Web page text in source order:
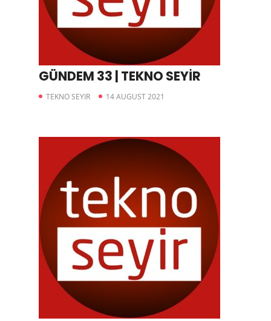
GÜNDEM 33 | TEKNO SEYİR
TEKNO SEYIR 14 AUGUST 2021